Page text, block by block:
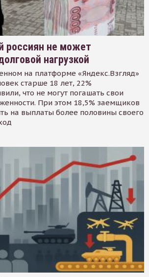
россиян не может
нагрузкой
на платформе «Яндекс.Взгляд»
старше 18 лет, 22%
что не могут погашать свои
При этом 18,5% заемщиков
на выплаты более половины своего